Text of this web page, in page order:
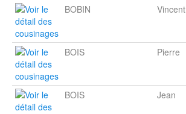
BOBIN Vincent
BOIS Pierre
BOIS Jean